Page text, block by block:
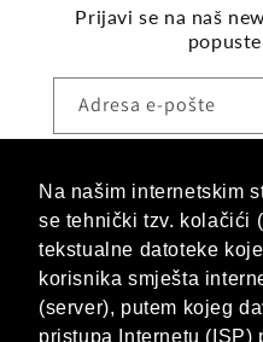
Na našim internetskim
se tehnički tzv. kolačići
tekstualne datoteke
korisnika smješta
(server), putem kojeg
pristupa Internetu (ISP)
Prijavi se na naš
Adresa e-pošte
Jezik